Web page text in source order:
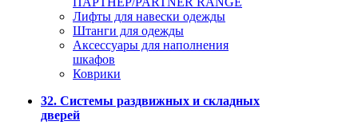
Лифты для навески одежды
Штанги для одежды
Аксессуары для наполнения
шкафов
Коврики
32. Системы раздвижных и складных
дверей